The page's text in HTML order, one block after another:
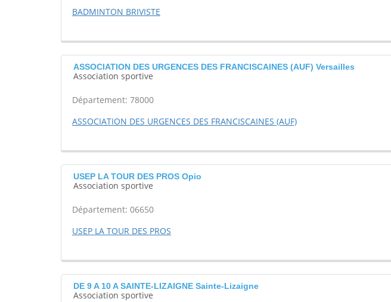
BADMINTON BRIVISTE
ASSOCIATION DES URGENCES DES FRANCISCAINES (AUF) Versailles
Association sportive
Département: 78000
ASSOCIATION DES URGENCES DES FRANCISCAINES (AUF)
USEP LA TOUR DES PROS Opio
Association sportive
Département: 06650
USEP LA TOUR DES PROS
DE 9 A 10 A SAINTE-LIZAIGNE Sainte-Lizaigne
Association sportive